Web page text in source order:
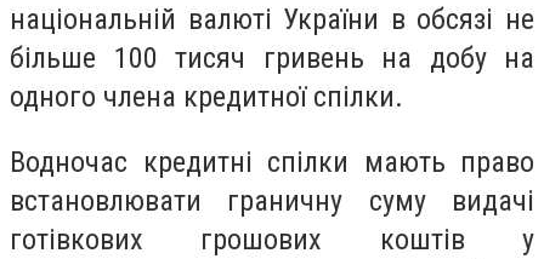
національній валюті України в обсязі не
більше 100 тисяч гривень на добу на
одного члена кредитної спілки.
Водночас кредитні спілки мають право
встановлювати граничну суму видачі
готівкових грошових коштів у